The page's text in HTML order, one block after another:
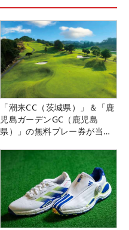
「潮来CC（茨城県）」＆「鹿
児島ガーデンGC（鹿児島
県）」の無料プレー券が当た